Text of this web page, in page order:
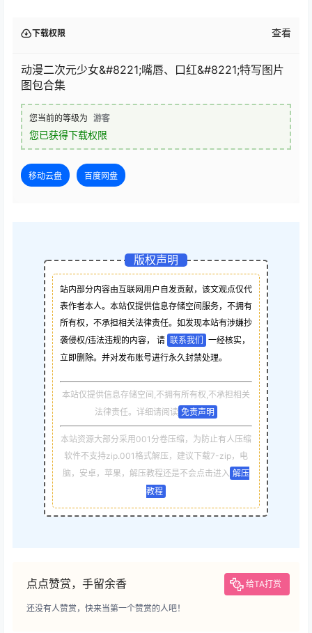
下载权限 查看
动漫二次元少女&#8221;嘴唇、口红&#8221;特写图片
图包合集
您当前的等级为 游客
您已获得下载权限
移动云盘 百度网盘
版权声明
站内部分内容由互联网用户自发贡献，该文观点仅代
表作者本人。本站仅提供信息存储空间服务，不拥有
所有权，不承担相关法律责任。如发现本站有涉嫌抄
袭侵权/违法违规的内容， 请 联系我们
一经核实，
立即删除。并对发布账号进行永久封禁处理。
本站仅提供信息存储空间,不拥有所有权,不承担相关
法律责任。详细请阅读 免责声明
本站资源大部分采用001分卷压缩，为防止有人压缩
软件不支持zip.001格式解压，建议下载7-zip，电
脑，安卓，苹果，解压教程还是不会点击进入 解压
教程
点点赞赏，手留余香 给TA打赏
还没有人赞赏，快来当第一个赞赏的人吧！